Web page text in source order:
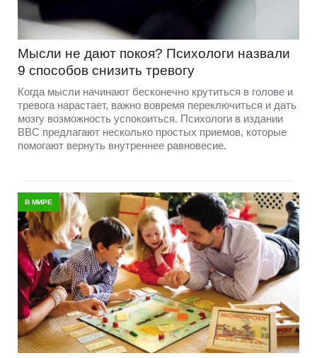
Мысли не дают покоя? Психологи назвали
9 способов снизить тревогу
Когда мысли начинают бесконечно крутиться в голове и
тревога нарастает, важно вовремя переключиться и дать
мозгу возможность успокоиться. Психологи в издании
BBC предлагают несколько простых приемов, которые
помогают вернуть внутреннее равновесие.
В МИРЕ